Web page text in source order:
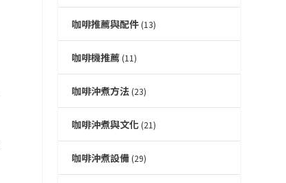
咖啡推薦與配件(13)
咖啡機推薦(11)
咖啡沖煮方法(23)
咖啡沖煮與文化(21)
咖啡沖煮設備(29)